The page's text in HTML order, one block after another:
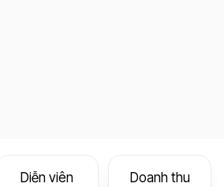
Diễn viên Doanh thu